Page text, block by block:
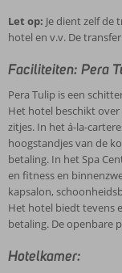
Let op: Je dient zelf de
hotel en v.v. De
Faciliteiten: Pera
Pera Tulip is een
Het hotel beschikt
zitjes. In het á-la-
hoogstandjes van de
betaling. In het Spa
en fitness en
kapsalon,
Het hotel biedt tevens
betaling. De openbare
Hotelkamer: